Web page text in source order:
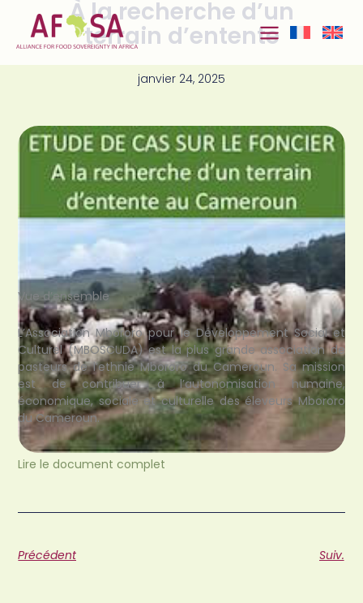
contenu
À la recherche d’un
terrain d’entente
janvier 24, 2025
Vue d’ensemble
L’Association Mbororo pour le Développement Social et
Culturel (MBOSCUDA) est la plus grande association de
pasteurs de l’ethnie Mbororo du Cameroun. Sa mission
est de contribuer à l’autonomisation humaine,
économique, sociale et culturelle des éleveurs Mbororo
du Cameroun.
Lire le document complet
Précédent Suiv.